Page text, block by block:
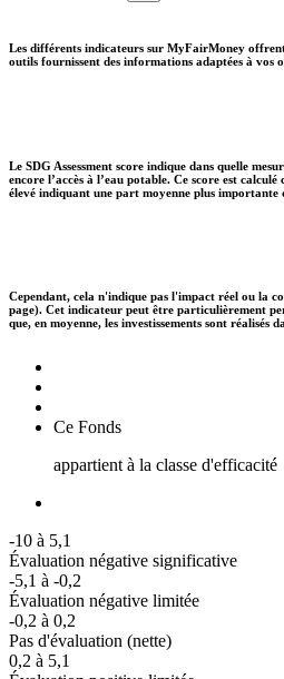
Les différents indicateurs sur MyFairMoney
outils fournissent des informations adaptées à vos
Le SDG Assessment score indique dans quelle
encore l’accès à l’eau potable. Ce score est
élevé indiquant une part moyenne plus importante
Cependant, cela n'indique pas l'impact réel ou la
page). Cet indicateur peut être particulièrement
que, en moyenne, les investissements sont
Ce Fonds
appartient à la classe d'efficacité
-10 à 5,1
Évaluation négative significative
-5,1 à -0,2
Évaluation négative limitée
-0,2 à 0,2
Pas d'évaluation (nette)
0,2 à 5,1